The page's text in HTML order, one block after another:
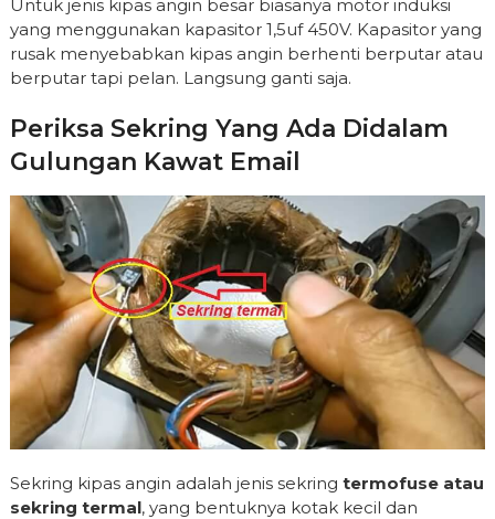
Untuk jenis kipas angin besar biasanya motor induksi
yang menggunakan kapasitor 1,5uf 450V. Kapasitor yang
rusak menyebabkan kipas angin berhenti berputar atau
berputar tapi pelan. Langsung ganti saja.
Periksa Sekring Yang Ada Didalam
Gulungan Kawat Email
Sekring kipas angin adalah jenis sekring termofuse atau
sekring termal, yang bentuknya kotak kecil dan